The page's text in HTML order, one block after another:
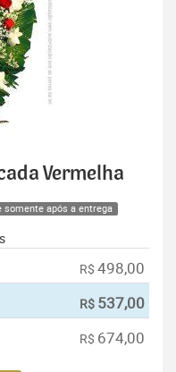
Vermelha
somente após a entrega
R$ 498,00
R$ 537,00
R$ 674,00